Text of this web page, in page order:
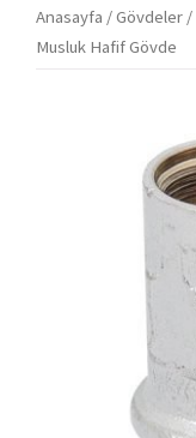
Anasayfa /Gövdeler /
Musluk Hafif Gövde